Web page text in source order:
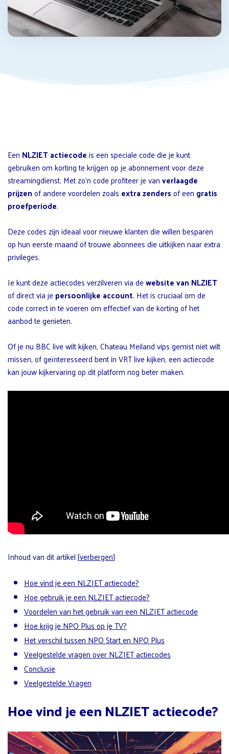
Een NLZIET actiecodeis een speciale code die je kunt
gebruiken om korting te krijgen op je abonnement voor deze
streamingdienst. Met zo’n code profiteer je vanverlaagde
prijzenof andere voordelen zoals extra zendersof een gratis
proefperiode.
Deze codes zijn ideaal voor nieuwe klanten die willen besparen
op hun eerste maand of trouwe abonnees die uitkijken naar extra
privileges.
Je kunt deze actiecodes verzilveren via dewebsite van NLZIET
of direct via jepersoonlijke account. Het is cruciaal om de
code correct in te voeren om effectief van de korting of het
aanbod te genieten.
Of je nu BBC live wilt kijken, Chateau Meiland vips gemist niet wilt
missen, of geïnteresseerd bent in VRT live kijken, een actiecode
kan jouw kijkervaring op dit platform nog beter maken.
Inhoud van dit artikel[verbergen]
Hoe vind je een NLZIET actiecode?
Hoe gebruik je een NLZIET actiecode?
Voordelen van het gebruik van een NLZIET actiecode
Hoe krijg je NPO Plus op je TV?
Het verschil tussen NPO Start en NPO Plus
Veelgestelde vragen over NLZIET actiecodes
Conclusie
Veelgestelde Vragen
Hoe vind je een NLZIET actiecode?